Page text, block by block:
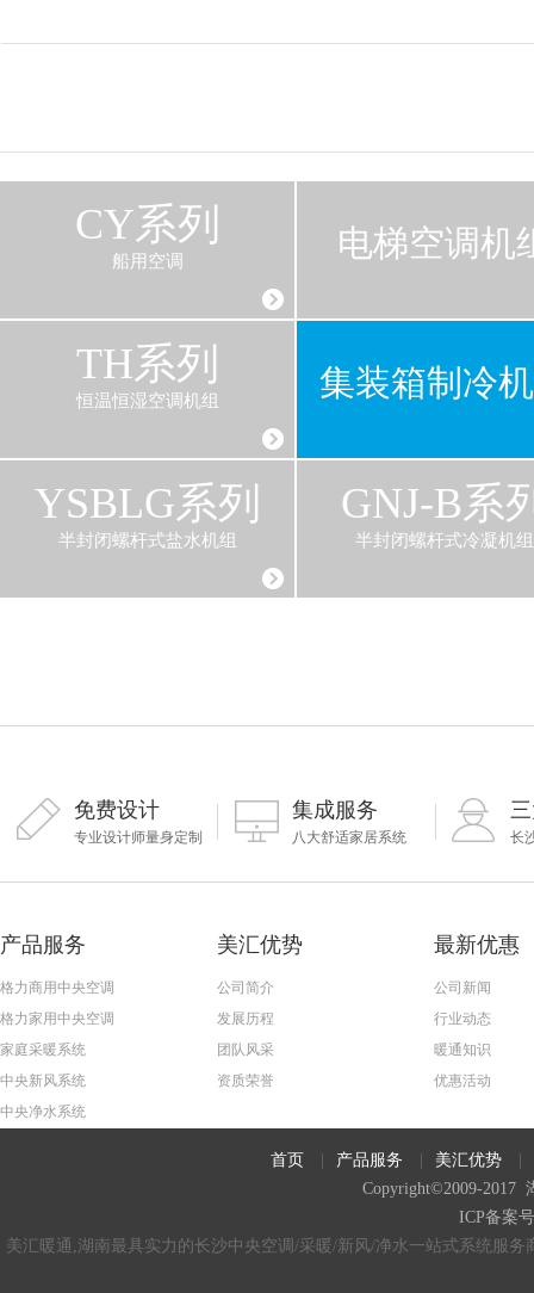
CY系列
船用空调 电梯空调机
TH系列
恒温恒湿空调机组 集装箱制冷
YSBLG系列
半封闭螺杆式盐水机组
GNJ-B系
半封闭螺杆式冷凝机组
免费设计
专业设计师量身定制
集成服务
八大舒适家居系统 长
产品服务
格力商用中央空调
格力家用中央空调
家庭采暖系统
中央新风系统
中央净水系统
美汇优势
公司简介
发展历程
团队风采
资质荣誉
最新优惠
公司新闻
行业动态
暖通知识
优惠活动
首页 产品服务 美汇优势
Copyright©2009-2017
ICP备案
美汇暖通,湖南最具实力的长沙中央空调/采暖/新风/净水一站式系统服